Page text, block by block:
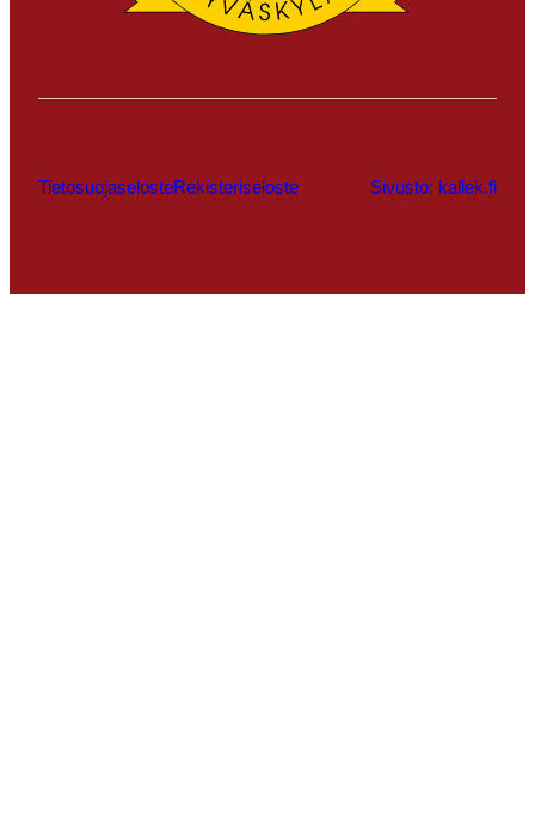
TietosuojaselosteRekisteriseloste Sivusto: kallek.fi